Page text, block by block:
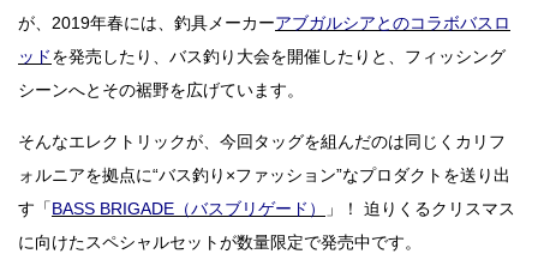
が、2019年春には、釣具メーカーアブガルシアとのコラボバスロ
ッドを発売したり、バス釣り大会を開催したりと、フィッシング
シーンへとその裾野を広げています。
そんなエレクトリックが、今回タッグを組んだのは同じくカリフ
ォルニアを拠点に“バス釣り×ファッション”なプロダクトを送り出
す「BASS BRIGADE（バスブリゲード）
」！ 迫りくるクリスマス
に向けたスペシャルセットが数量限定で発売中です。